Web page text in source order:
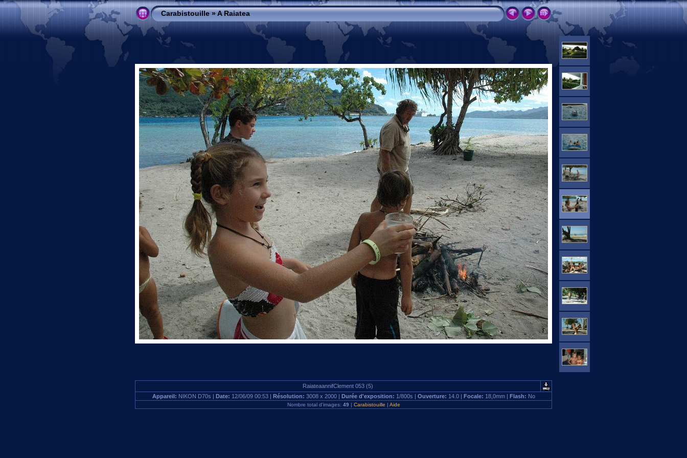
Carabistouille»A Raiatea
RaiateaannifClement 053 (5)
Appareil: NIKON D70s | Date: 12/06/09 00:53 | Résolution: 3008 x 2000 | Durée d'exposition: 1/800s | Ouverture: 14.0 | Focale: 18,0mm | Flash: No
Nombre total d'images: 49 | Carabistouille | Aide